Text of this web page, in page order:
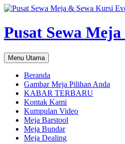
Pusat Sewa
Cari
Menu Utama Langsung
ke
isi
Beranda
Gambar Meja Pilihan Anda
KABAR TERBARU
Kontak Kami
Kumpulan Video
Meja Barstool
Meja Bundar
Meja Dealing